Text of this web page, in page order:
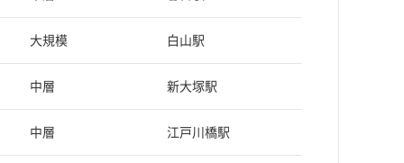
大規模 白山駅
中層 新大塚駅
中層 江戸川橋駅